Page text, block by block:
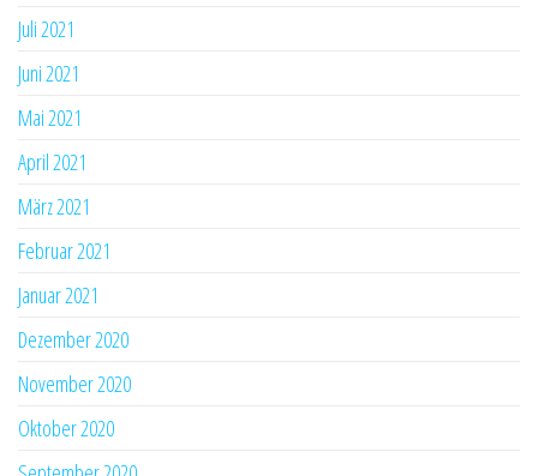
Juli 2021
Juni 2021
Mai 2021
April 2021
März 2021
Februar 2021
Januar 2021
Dezember 2020
November 2020
Oktober 2020